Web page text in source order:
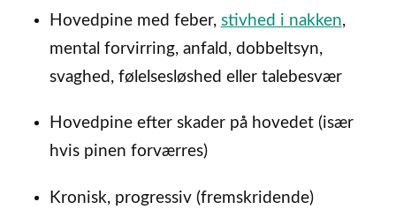
Hovedpine med feber, stivhed i nakken,
mental forvirring, anfald, dobbeltsyn,
svaghed, følelsesløshed eller talebesvær
Hovedpine efter skader på hovedet (især
hvis pinen forværres)
Kronisk, progressiv (fremskridende)